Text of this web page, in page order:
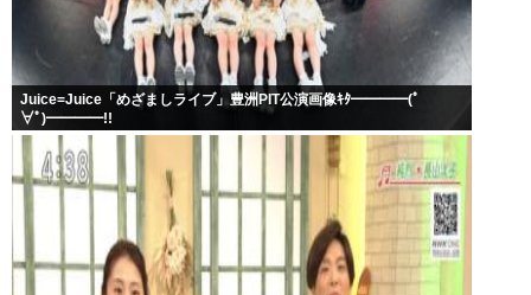
Juice=Juice「めざましライブ」豊洲PIT公演画像ｷﾀ━━━━(ﾟ
∀ﾟ)━━━━!!